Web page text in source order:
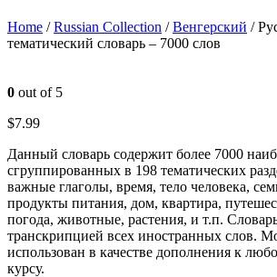
Home /Russian Collection /Венгерский /
тематический словарь – 7000 слов
0 out of 5
$7.99
Данный словарь содержит более 7000
сгруппированных в 198 тематических
важные глаголы, время, тело человека,
продукты питания, дом, квартира,
погода, животные, растения, и т.п.
транскрипцией всех иностранных слов.
использован в качестве дополнения к
курсу.